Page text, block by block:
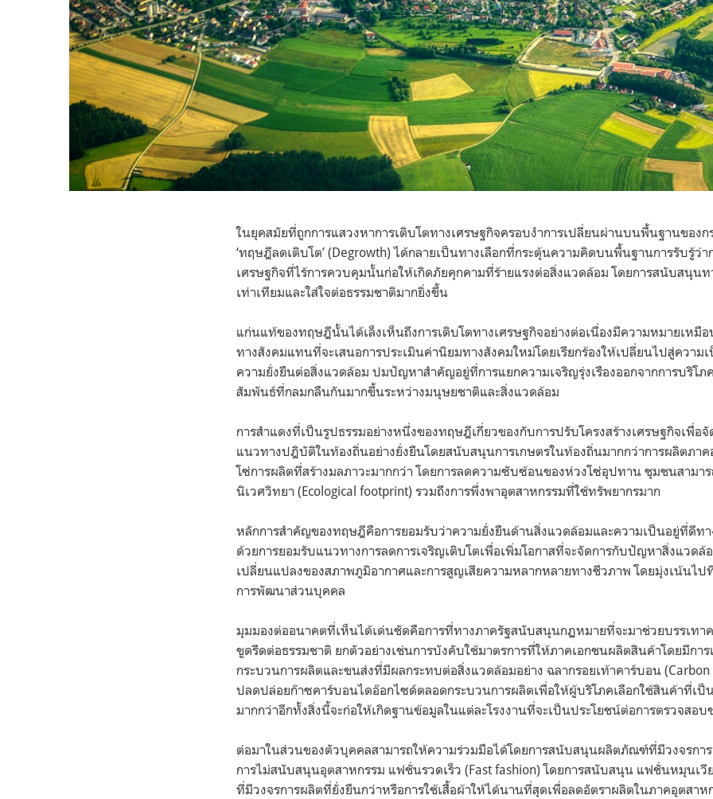
ในยุคสมัยที่ถูกการแสวงหาการเติบโตทางเศรษฐกิจครอบงำการเปลี่ยนผ่านบนพื้นฐานของ
‘ทฤษฎีลดเติบโต’ (Degrowth) ได้กลายเป็นทางเลือกที่กระตุ้นความคิดบนพื้นฐานการรับรู้ว่า
เศรษฐกิจที่ไร้การควบคุมนั้นก่อให้เกิดภัยคุกคามที่ร้ายแรงต่อสิ่งแวดล้อม โดยการสนับสนุน
เท่าเทียมและใส่ใจต่อธรรมชาติมากยิ่งขึ้น
แก่นแท้ของทฤษฎีนั้นได้เล็งเห็นถึงการเติบโตทางเศรษฐกิจอย่างต่อเนื่องมีความหมายเหมื
ทางสังคมแทนที่จะเสนอการประเมินค่านิยมทางสังคมใหม่โดยเรียกร้องให้เปลี่ยนไปสู่ควา
ความยั่งยืนต่อสิ่งแวดล้อม ปมปัญหาสำคัญอยู่ที่การแยกความเจริญรุ่งเรืองออกจากการบริโภ
สัมพันธ์ที่กลมกลืนกันมากขึ้นระหว่างมนุษยชาติและสิ่งแวดล้อม
การสำแดงที่เป็นรูปธรรมอย่างหนึ่งของทฤษฎีเกี่ยวของกับการปรับโครงสร้างเศรษฐกิจเพื่อ
แนวทางปฎิบัติในท้องถิ่นอย่างยั่งยืนโดยสนับสนุนการเกษตรในท้องถิ่นมากกว่าการผลิตภา
โซ่การผลิตที่สร้างมลภาวะมากกว่า โดยการลดความซับซ้อนของห่วงโซ่อุปทาน ชุมชนสามาร
นิเวศวิทยา (Ecological footprint) รวมถึงการพึ่งพาอุตสาหกรรมที่ใช้ทรัพยากรมาก
หลักการสำคัญของทฤษฎีคือการยอมรับว่าความยั่งยืนด้านสิ่งแวดล้อมและความเป็นอยู่ที่ดีท
ด้วยการยอมรับแนวทางการลดการเจริญเติบโตเพื่อเพิ่มโอกาสที่จะจัดการกับปัญหาสิ่งแวดล้
เปลี่ยนแปลงของสภาพภูมิอากาศและการสูญเสียความหลากหลายทางชีวภาพ โดยมุ่งเน้นไป
การพัฒนาส่วนบุคคล
มุมมองต่ออนาคตที่เห็นได้เด่นชัดคือการที่ทางภาครัฐสนับสนุนกฏหมายที่จะมาช่วยบรรเทาค
ขูดรีดต่อธรรมชาติ ยกตัวอย่างเช่นการบังคับใช้มาตรการที่ให้ภาคเอกชนผลิตสินค้าโดยมีกา
กระบวนการผลิตและขนส่งที่มีผลกระทบต่อสิ่งแวดล้อมอย่าง ฉลากรอยเท้าคาร์บอน
ปลดปล่อยก๊าซคาร์บอนไดอ๊อกไซด์ตลอดกระบวนการผลิตเพื่อให้ผู้บริโภคเลือกใช้สินค้าที่เป็
มากกว่าอีกทั้งสิ่งนี้จะก่อให้เกิดฐานข้อมูลในแต่ละโรงงานที่จะเป็นประโยชน์ต่อการตรวจสอบ
ต่อมาในส่วนของตัวบุคคลสามารถให้ความร่วมมือได้โดยการสนับสนุนผลิตภัณฑ์ที่มีวงจรกา
การไม่สนับสนุนอุตสาหกรรม แฟชั่นรวดเร็ว (Fast fashion) โดยการสนับสนุน แฟชั่นหมุนเวี
ที่มีวงจรการผลิตที่ยั่งยืนกว่าหรือการใช้เสื้อผ้าให้ได้นานที่สุดเพื่อลดอัตราผลิตในภาคอุตสา